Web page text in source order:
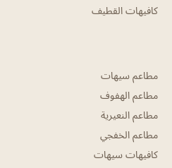
كافيهات القطيف
مطاعم سيهات
مطاعم الهفوف
مطاعم النعيرية
مطاعم الخفجي
كافيهات سيهات